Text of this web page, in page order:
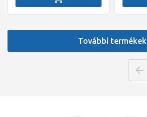
További termékek